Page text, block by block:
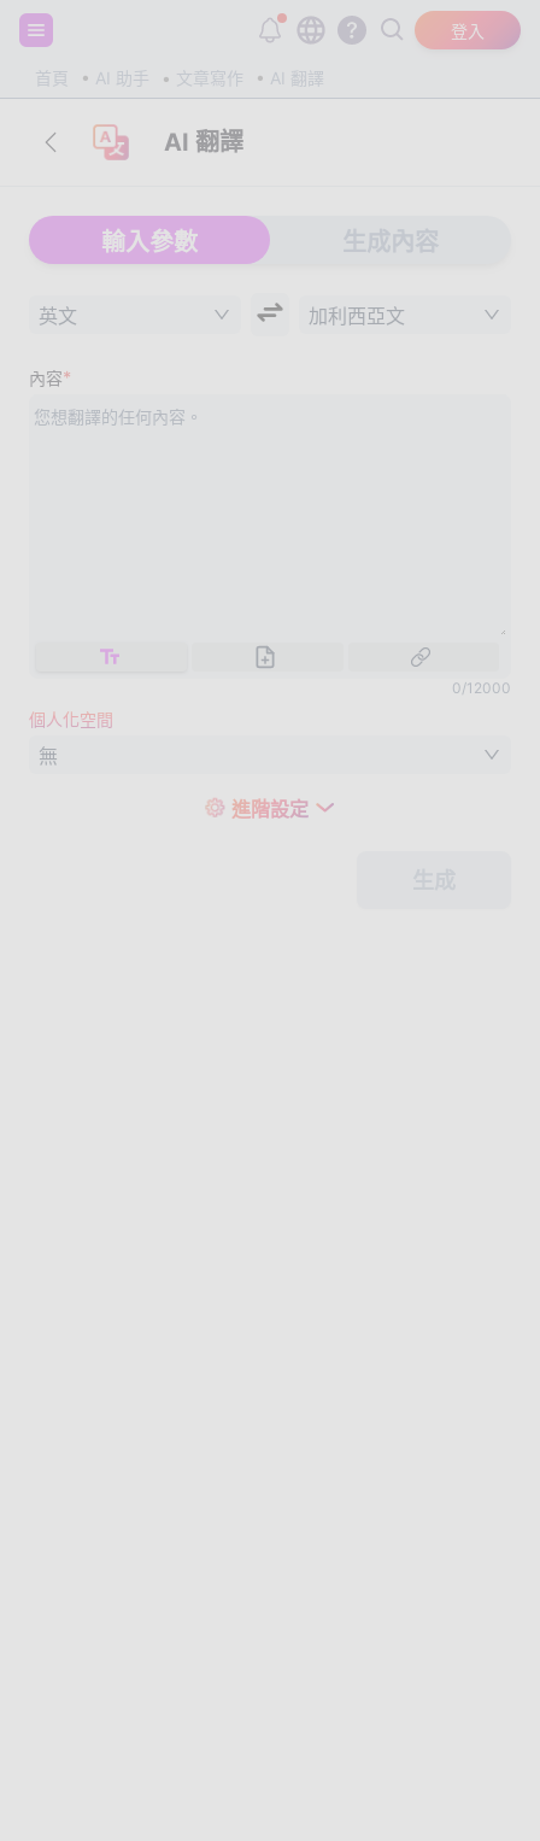
登入
首頁 AI 助手 文章寫作 AI 翻譯
註冊並獲得 20,000 個免費 tokens！
AI 翻譯
輸入參數
英文 加利西亞文
內容*
0/12000
個人化空間
無
進階設定